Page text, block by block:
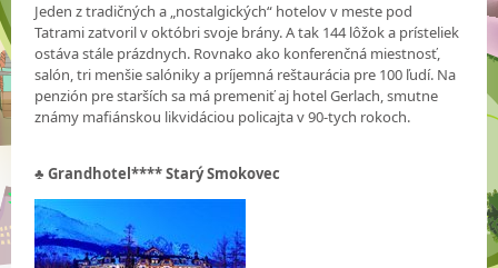
Jeden z tradičných a „nostalgických“ hotelov v meste pod
Tatrami zatvoril v októbri svoje brány. A tak 144 lôžok a prísteliek
ostáva stále prázdnych. Rovnako ako konferenčná miestnosť,
salón, tri menšie salóniky a príjemná reštaurácia pre 100 ľudí. Na
penzión pre starších sa má premeniť aj hotel Gerlach, smutne
známy mafiánskou likvidáciou policajta v 90-tych rokoch.
♣Grandhotel**** Starý Smokovec